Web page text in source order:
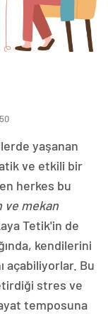
yaşanan
ve etkili bir
herkes bu
ve mekan
Tetik'in de
kendilerini
açabiliyorlar. Bu
stres ve
temposuna